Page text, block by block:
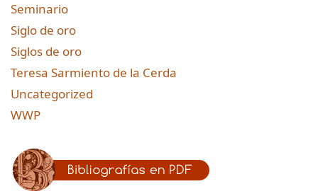
Seminario
Siglo de oro
Siglos de oro
Teresa Sarmiento de la Cerda
Uncategorized
WWP